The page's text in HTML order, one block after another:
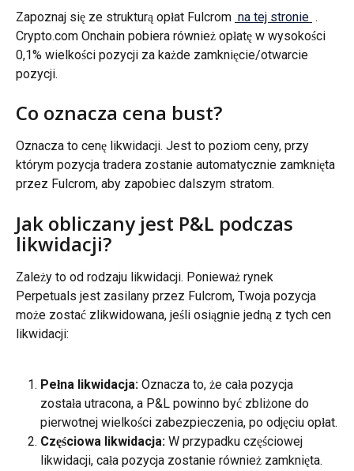
Zapoznaj się ze strukturą opłat Fulcrom na tej stronie .
Crypto.com Onchain pobiera również opłatę w wysokości
0,1% wielkości pozycji za każde zamknięcie/otwarcie
pozycji.
Co oznacza cena bust?
Oznacza to cenę likwidacji. Jest to poziom ceny, przy
którym pozycja tradera zostanie automatycznie zamknięta
przez Fulcrom, aby zapobiec dalszym stratom.
Jak obliczany jest P&L podczas
likwidacji?
Zależy to od rodzaju likwidacji. Ponieważ rynek
Perpetuals jest zasilany przez Fulcrom, Twoja pozycja
może zostać zlikwidowana, jeśli osiągnie jedną z tych cen
likwidacji:
Pełna likwidacja: Oznacza to, że cała pozycja
została utracona, a P&L powinno być zbliżone do
pierwotnej wielkości zabezpieczenia, po odjęciu opłat.
Częściowa likwidacja: W przypadku częściowej
likwidacji, cała pozycja zostanie również zamknięta.